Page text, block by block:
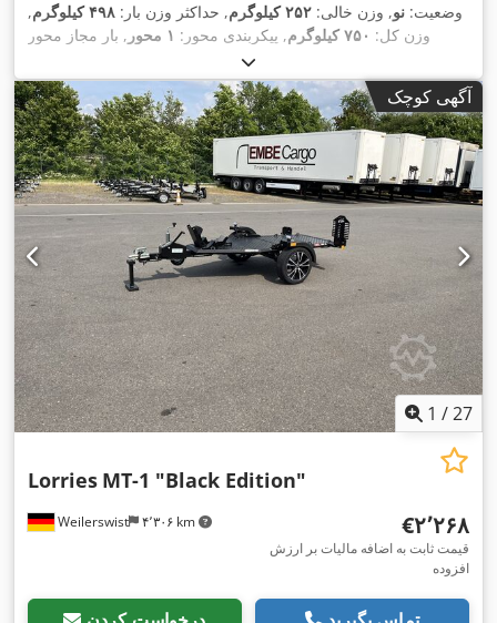
وضعیت: نو, وزن خالی: ۲۵۲ کیلوگرم , حداکثر وزن بار: ۴۹۸ کیلوگرم
,
وزن کل: ۷۵۰ کیلوگرم , پیکربندی محور: ۱ محور
, بار مجاز محور
, طول فضای بارگیری:
فضای بارگیری:۱٬۷۴۰ میلی‌متر , طول کل:۳٬۴۹۴ میلی‌متر
, عرض
کل: ۲٬۳۹۶ میلی‌متر , سیستم تعلیق:دیگر, سایز تایر: 185/45 R15,
حداکثر سرعت:۱۰۰ کیلومتر/ساعت , ترمز تریلر:تریلر بدون ترمز ,
آگهی کوچک
1 /27
Weilerswist ۴٬۳۰۶ km
Lorries MT-1 "Black Edition"
‎€۲٬۲۶۸
قیمت ثابت به اضافه مالیات بر ارزش
افزوده